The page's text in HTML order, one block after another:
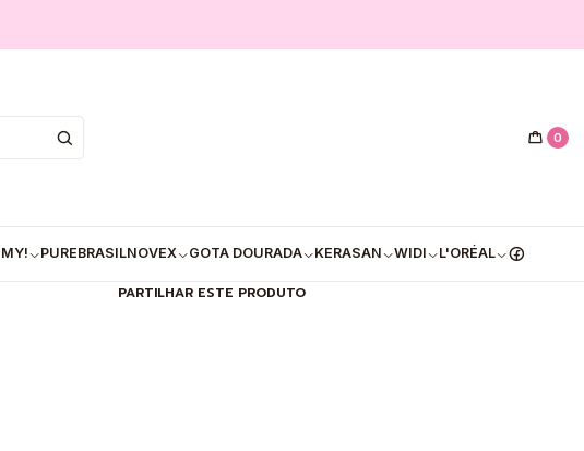
0
PUREBRASILNOVEX GOTA DOURADA KERASAN WIDI L'ORÉAL
Capilar Haskell Tutano Vegetal
Mostrar stock das localizações
PARTILHAR ESTE PRODUTO